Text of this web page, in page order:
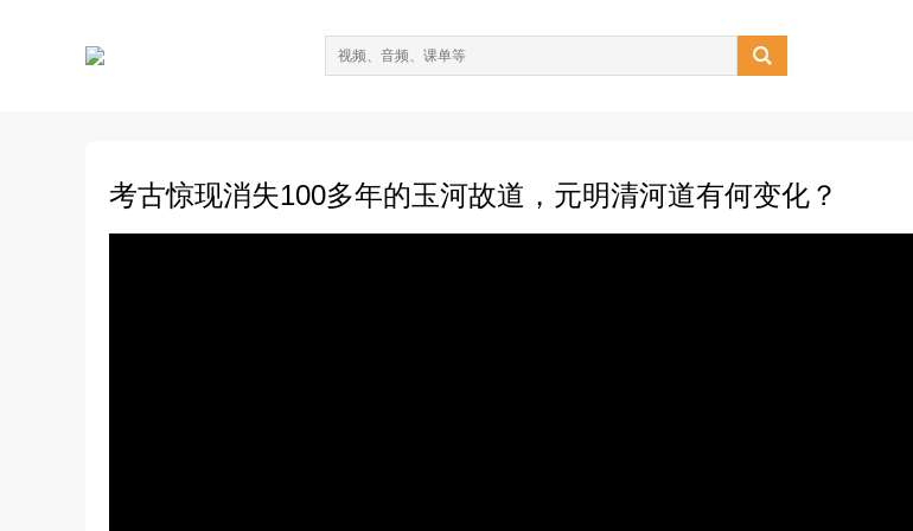

考古惊现消失100多年的玉河故道，元明清河道有何变化？